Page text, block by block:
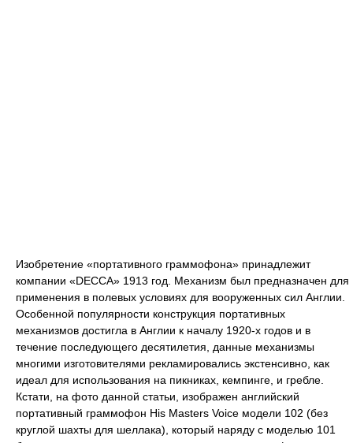
Изобретение «портативного граммофона» принадлежит
компании «DECCA» 1913 год. Механизм был предназначен для
применения в полевых условиях для вооруженных сил Англии.
Особенной популярности конструкция портативных
механизмов достигла в Англии к началу 1920-х годов и в
течение последующего десятилетия, данные механизмы
многими изготовителями рекламировались экстенсивно, как
идеал для использования на пикниках, кемпинге, и гребле.
Кстати, на фото данной статьи, изображен английский
портативный граммофон His Masters Voice модели 102 (без
круглой шахты для шеллака), который наряду с моделью 101